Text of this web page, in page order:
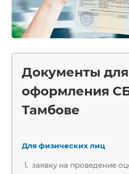
Документы для
оформления
Тамбове
Для физических лиц
заявку на проведение